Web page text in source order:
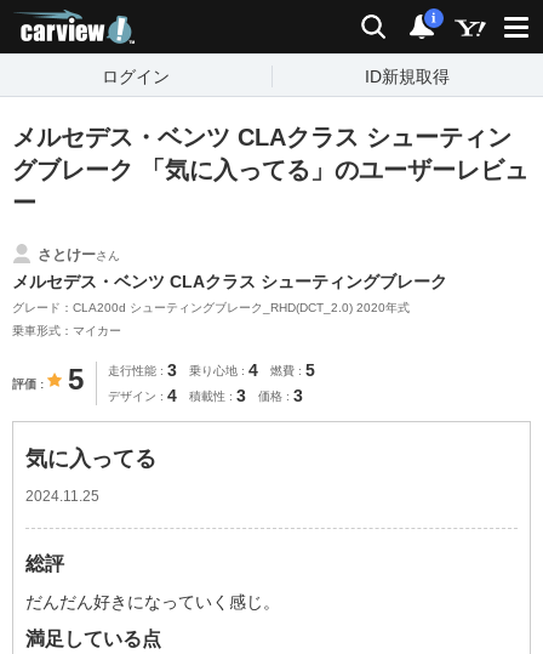
検索 通知
i
ログイン ID新規取得
メルセデス・ベンツ CLAクラス シューティン
グブレーク 「気に入ってる」のユーザーレビュ
ー
さとけーさん
メルセデス・ベンツ CLAクラス シューティングブレーク
グレード：CLA200d シューティングブレーク_RHD(DCT_2.0) 2020年式
乗車形式：マイカー
評価 5 走行性能 3 乗り心地 4 燃費 5
デザイン 4 積載性 3 価格 3
気に入ってる
2024.11.25
総評
だんだん好きになっていく感じ。
満足している点